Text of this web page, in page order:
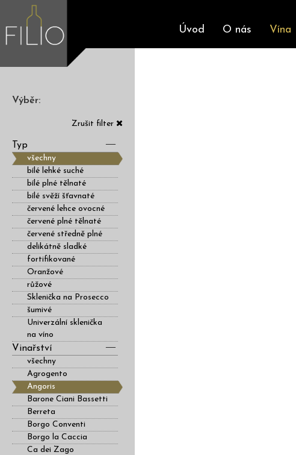
Úvod O nás Vína
Výběr:
Zrušit filter
Typ
všechny
bílé lehké suché
bílé plné tělnaté
bílé svěží šťavnaté
červené lehce ovocné
červené plné tělnaté
červené středně plné
delikátně sladké
fortifikované
Oranžové
růžové
Sklenička na Prosecco
šumivé
Univerzální sklenička
na víno
Vinařství
všechny
Agrogento
Angoris
Barone Ciani Bassetti
Berreta
Borgo Conventi
Borgo la Caccia
Ca dei Zago